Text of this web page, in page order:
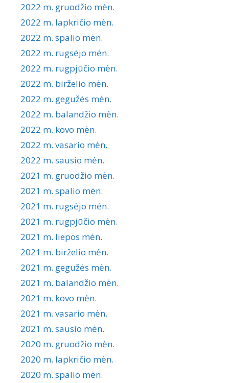
2022 m. gruodžio mėn.
2022 m. lapkričio mėn.
2022 m. spalio mėn.
2022 m. rugsėjo mėn.
2022 m. rugpjūčio mėn.
2022 m. birželio mėn.
2022 m. gegužės mėn.
2022 m. balandžio mėn.
2022 m. kovo mėn.
2022 m. vasario mėn.
2022 m. sausio mėn.
2021 m. gruodžio mėn.
2021 m. spalio mėn.
2021 m. rugsėjo mėn.
2021 m. rugpjūčio mėn.
2021 m. liepos mėn.
2021 m. birželio mėn.
2021 m. gegužės mėn.
2021 m. balandžio mėn.
2021 m. kovo mėn.
2021 m. vasario mėn.
2021 m. sausio mėn.
2020 m. gruodžio mėn.
2020 m. lapkričio mėn.
2020 m. spalio mėn.